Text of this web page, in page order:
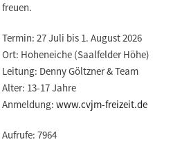
freuen.
Termin: 27 Juli bis 1. August 2026
Ort: Hoheneiche (Saalfelder Höhe)
Leitung: Denny Göltzner & Team
Alter: 13-17 Jahre
Anmeldung: www.cvjm-freizeit.de
Aufrufe: 7964